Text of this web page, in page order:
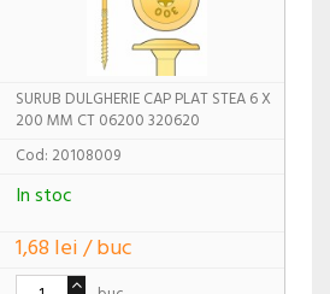
SURUB DULGHERIE CAP PLAT STEA 6 X
200 MM CT 06200 320620
Cod: 20108009
In stoc
1,68 lei / buc